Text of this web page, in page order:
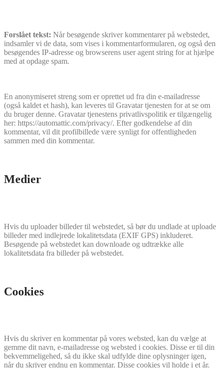
Forslået tekst: Når besøgende skriver kommentarer på webstedet,
indsamler vi de data, som vises i kommentarformularen, og også den
besøgendes IP-adresse og browserens user agent string for at hjælpe
med at opdage spam.
En anonymiseret streng som er oprettet ud fra din e-mailadresse
(også kaldet et hash), kan leveres til Gravatar tjenesten for at se om
du bruger denne. Gravatar tjenestens privatlivspolitik er tilgængelig
her: https://automattic.com/privacy/. Efter godkendelse af din
kommentar, vil dit profilbillede være synligt for offentligheden
sammen med din kommentar.
Medier
Hvis du uploader billeder til webstedet, så bør du undlade at uploade
billeder med indlejrede lokalitetsdata (EXIF GPS) inkluderet.
Besøgende på webstedet kan downloade og udtrække alle
lokalitetsdata fra billeder på webstedet.
Cookies
Hvis du skriver en kommentar på vores websted, kan du vælge at
gemme dit navn, e-mailadresse og websted i cookies. Disse er til din
bekvemmeligehed, så du ikke skal udfylde dine oplysninger igen,
når du skriver endnu en kommentar. Disse cookies vil holde i et år.